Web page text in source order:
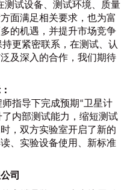
测试设备、测试环境、质量
面满足相关要求，也为富
的机遇，并提升市场竞争
更紧密联系，在测试、认
及深入的合作，我们期待
指导下完成预期“卫星计
内部测试能力，缩短测试
，双方实验室开启了新的
、实验设备使用、新标准
司